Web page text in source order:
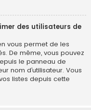
des utilisateurs de
vous permet de les
De même, vous pouvez
le panneau de
nom d’utilisateur. Vous
listes depuis cette